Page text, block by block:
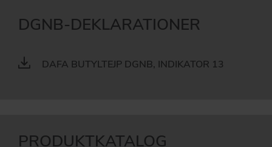
DGNB-DEKLARATIONER
DAFA BUTYLTEJP DGNB, INDIKATOR 13
PRODUKTKATALOG